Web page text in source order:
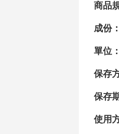
商品
成份：
單位 ：
保存
保存
使用